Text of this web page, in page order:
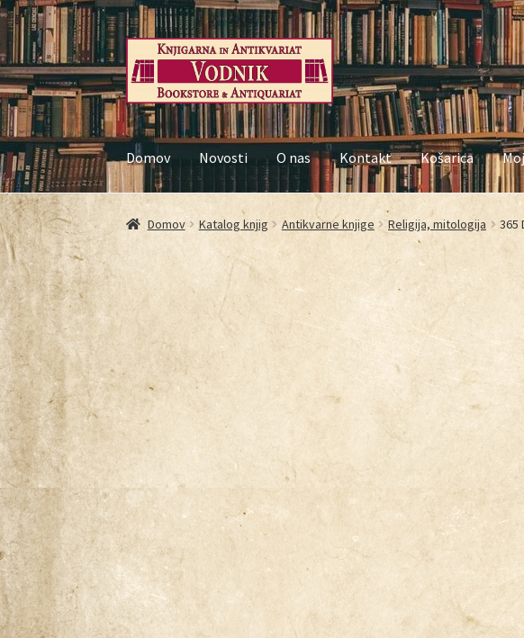
Domov Novosti O nas Kontakt Košarica
Domov Galerija Kontakt Košarica Moj račun Način nakupovanja
Pogoji poslovanjaPonudba knjig Pravilnik o zasebnosti Trgovina
Domov Katalog knjig Antikvarne knjige Religija, mitologija 365